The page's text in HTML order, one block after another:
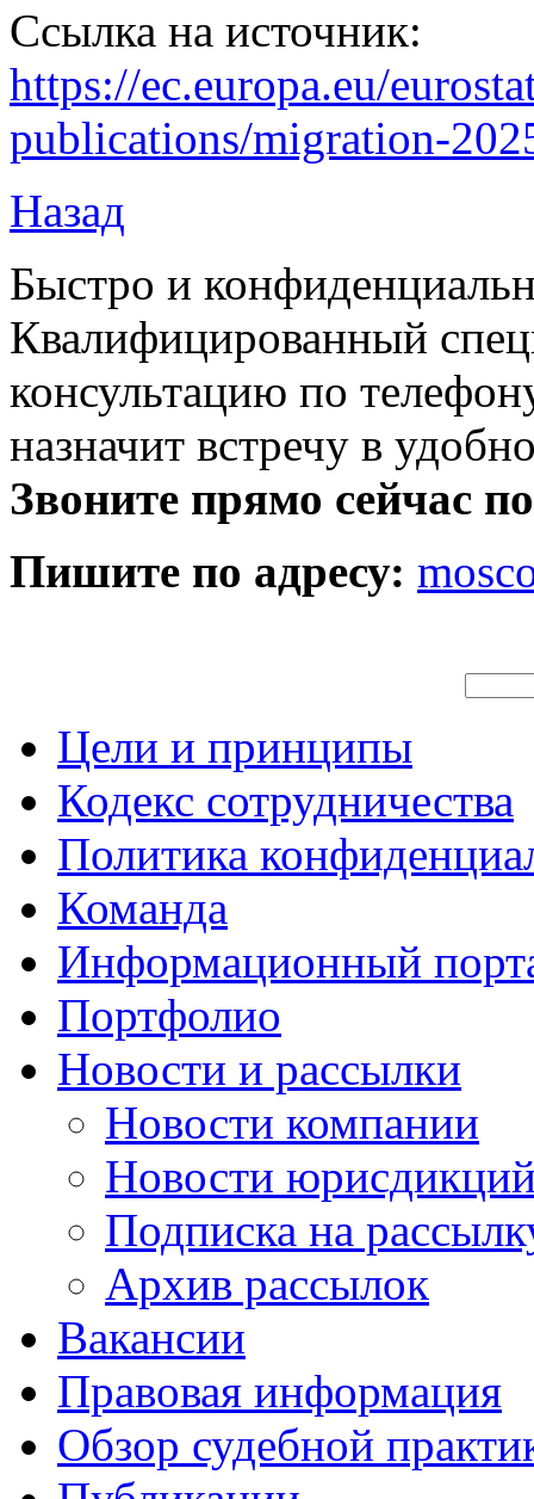
Ссылка на источник:
https://ec.europa.eu/
publications/migration-
Назад
Быстро и
Квалифицированный
консультацию по
назначит встречу в
Звоните прямо сейчас
Пишите по адресу:
Цели и принципы
Кодекс сотрудничества
Политика
Команда
Информационный
Портфолио
Новости и рассылки
Новости компании
Новости
Подписка на
Архив рассылок
Вакансии
Правовая информация
Обзор судебной